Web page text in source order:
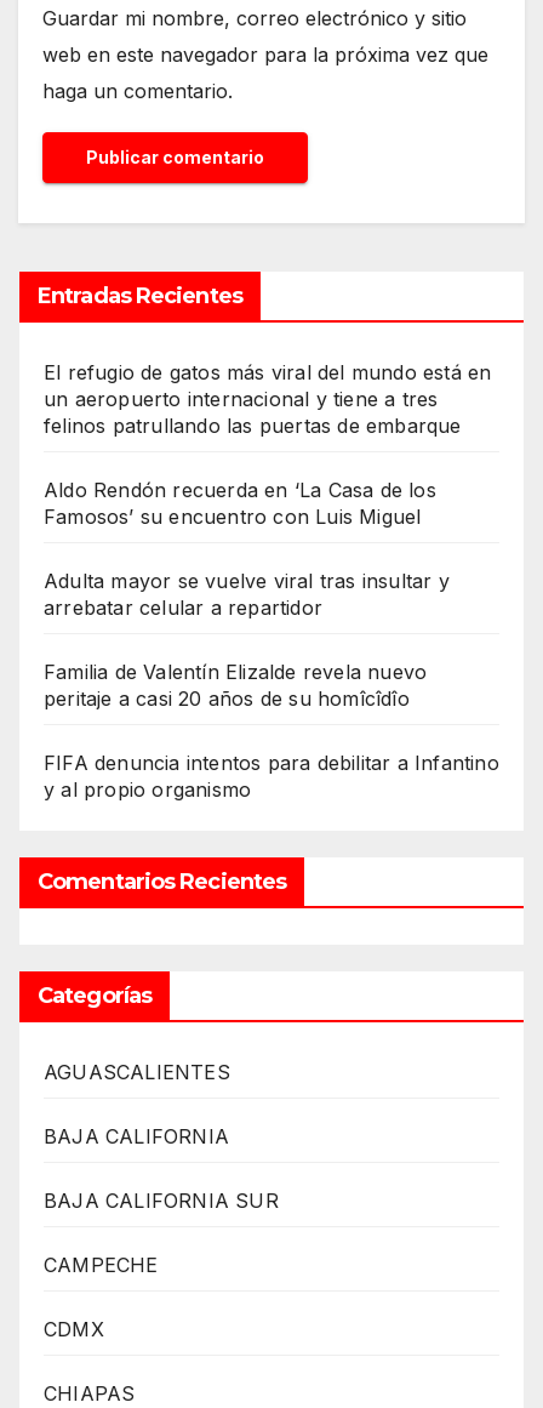
Guardar mi nombre, correo electrónico y sitio
web en este navegador para la próxima vez que
haga un comentario.
Entradas Recientes
El refugio de gatos más viral del mundo está en
un aeropuerto internacional y tiene a tres
felinos patrullando las puertas de embarque
Aldo Rendón recuerda en ‘La Casa de los
Famosos’ su encuentro con Luis Miguel
Adulta mayor se vuelve viral tras insultar y
arrebatar celular a repartidor
Familia de Valentín Elizalde revela nuevo
peritaje a casi 20 años de su homîcîdîo
FIFA denuncia intentos para debilitar a Infantino
y al propio organismo
Comentarios Recientes
Categorías
AGUASCALIENTES
BAJA CALIFORNIA
BAJA CALIFORNIA SUR
CAMPECHE
CDMX
CHIAPAS